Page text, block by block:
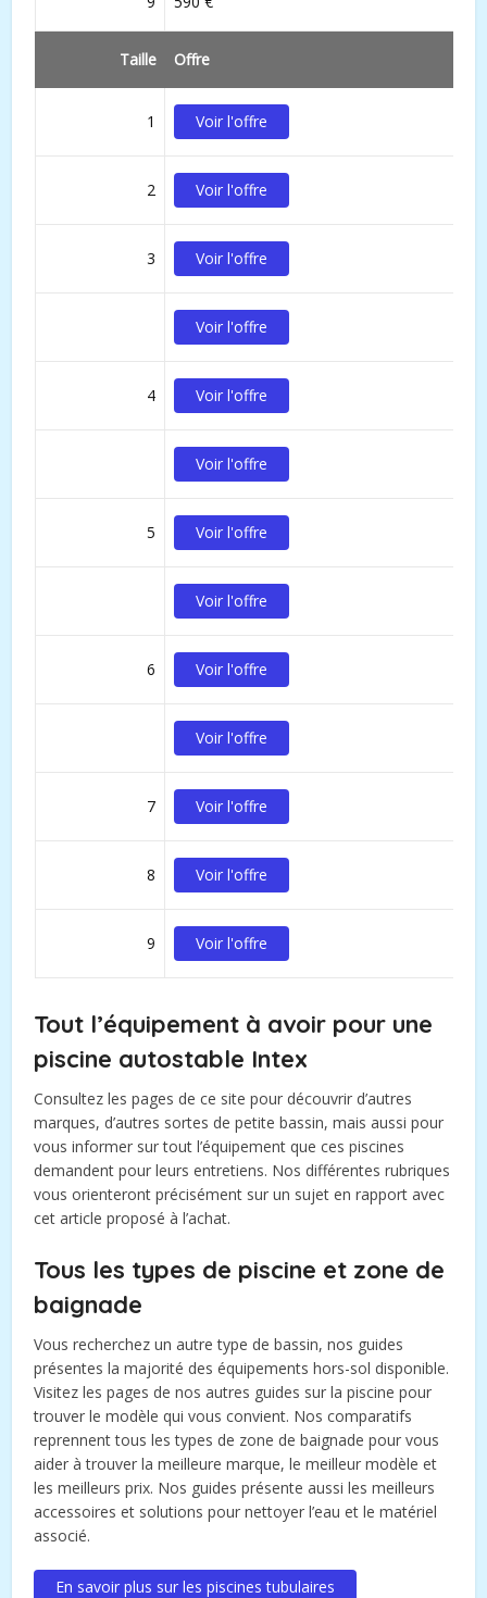
Taille Offre
1 Voir l'offre
2 Voir l'offre
3 Voir l'offre
Voir l'offre
4 Voir l'offre
Voir l'offre
5 Voir l'offre
Voir l'offre
6 Voir l'offre
Voir l'offre
7 Voir l'offre
8 Voir l'offre
9 Voir l'offre
Tout l’équipement à avoir pour une
piscine autostable Intex
Consultez les pages de ce site pour découvrir d’autres
marques, d’autres sortes de petite bassin, mais aussi pour
vous informer sur tout l’équipement que ces piscines
demandent pour leurs entretiens. Nos différentes rubriques
vous orienteront précisément sur un sujet en rapport avec
cet article proposé à l’achat.
Tous les types de piscine et zone de
baignade
Vous recherchez un autre type de bassin, nos guides
présentes la majorité des équipements hors-sol disponible.
Visitez les pages de nos autres guides sur la piscine pour
trouver le modèle qui vous convient. Nos comparatifs
reprennent tous les types de zone de baignade pour vous
aider à trouver la meilleure marque, le meilleur modèle et
les meilleurs prix. Nos guides présente aussi les meilleurs
accessoires et solutions pour nettoyer l’eau et le matériel
associé.
En savoir plus sur les piscines tubulaires